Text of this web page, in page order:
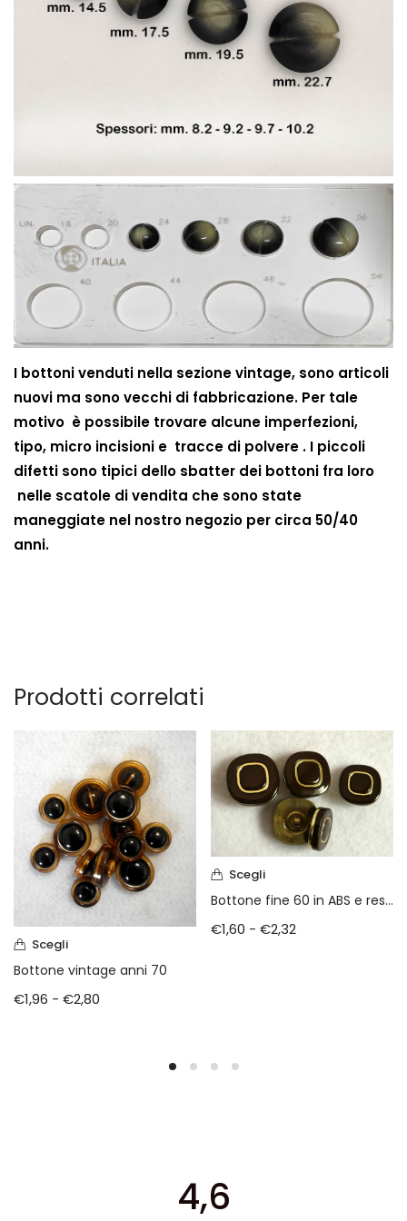
I bottoni venduti nella sezione vintage, sono articoli
nuovi ma sono vecchi di fabbricazione. Per tale
motivo è possibile trovare alcune imperfezioni,
tipo, micro incisioni e tracce di polvere . I piccoli
difetti sono tipici dello sbatter dei bottoni fra loro
nelle scatole di vendita che sono state
maneggiate nel nostro negozio per circa 50/40
anni.
Prodotti correlati
Scegli
Bottone vintage anni 70
€1,96 - €2,80
Scegli
Bottone fine 60 in ABS e resina
€1,60 - €2,32
4,6